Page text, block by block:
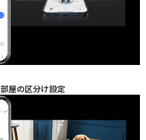
部屋の区分け設定